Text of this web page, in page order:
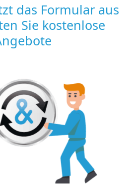
das Formular aus
Sie kostenlose